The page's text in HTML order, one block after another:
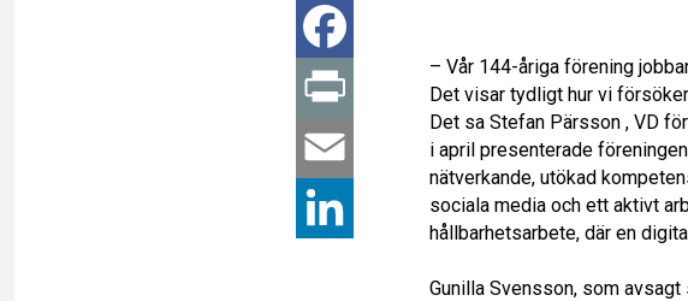
– Vår 144-åriga förening
Det visar tydligt hur vi
Det sa Stefan Pärsson , VD
i april presenterade
nätverkande, utökad
sociala media och ett aktivt
hållbarhetsarbete, där en
Gunilla Svensson, som